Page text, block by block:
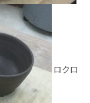
ロクロ